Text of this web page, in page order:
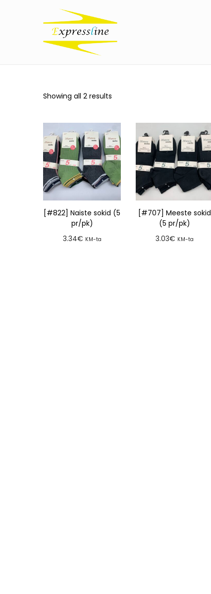
Showing all 2 results
[#822] Naiste sokid (5
pr/pk)
3.34€ KM-ta
[#707] Meeste sokid
(5 pr/pk)
3.03€ KM-ta